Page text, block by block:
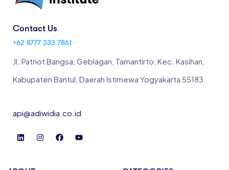
Contact Us
+62 8777 333 7861
Jl. Patriot Bangsa, Geblagan, Tamantirto, Kec. Kasihan,
Kabupaten Bantul, Daerah Istimewa Yogyakarta 55183
api@adiwidia.co.id